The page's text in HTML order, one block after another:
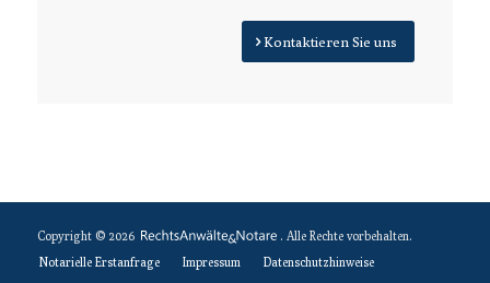
Kontaktieren Sie uns
Copyright © 2026
. Alle Rechte vorbehalten.
Notarielle Erstanfrage
Impressum Datenschutzhinweise